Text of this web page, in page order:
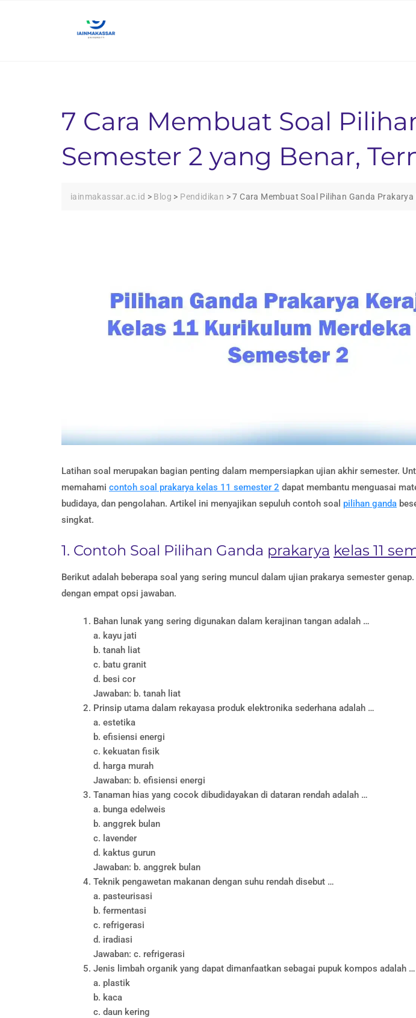
7 Cara Membuat Soal
Semester 2 yang Benar,
iainmakassar.ac.id > Blog > Pendidikan >7 Cara Membuat Soal Pilihan Ganda
Latihan soal merupakan bagian penting dalam mempersiapkan ujian akhir semester.
memahami contoh soal prakarya kelas 11 semester 2 dapat membantu menguasai
budidaya, dan pengolahan. Artikel ini menyajikan sepuluh contoh soal pilihan ganda
singkat.
1. Contoh Soal Pilihan Ganda prakarya kelas 11
Berikut adalah beberapa soal yang sering muncul dalam ujian prakarya semester
dengan empat opsi jawaban.
Bahan lunak yang sering digunakan dalam kerajinan tangan adalah …
a. kayu jati
b. tanah liat
c. batu granit
d. besi cor
Jawaban: b. tanah liat
Prinsip utama dalam rekayasa produk elektronika sederhana adalah …
a. estetika
b. efisiensi energi
c. kekuatan fisik
d. harga murah
Jawaban: b. efisiensi energi
Tanaman hias yang cocok dibudidayakan di dataran rendah adalah …
a. bunga edelweis
b. anggrek bulan
c. lavender
d. kaktus gurun
Jawaban: b. anggrek bulan
Teknik pengawetan makanan dengan suhu rendah disebut …
a. pasteurisasi
b. fermentasi
c. refrigerasi
d. iradiasi
Jawaban: c. refrigerasi
Jenis limbah organik yang dapat dimanfaatkan sebagai pupuk kompos adalah …
a. plastik
b. kaca
c. daun kering